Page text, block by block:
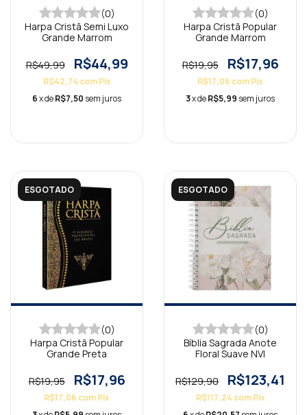
(0)
Harpa Cristã Semi Luxo
Grande Marrom
R$49,99 R$44,99
R$42,74 com Pix
6x deR$7,50 sem juros
(0)
Harpa Cristã Popular
Grande Marrom
R$19,95 R$17,96
R$17,06 comPix
3x deR$5,99 sem juros
ESGOTADO
(0)
Harpa Cristã Popular
Grande Preta
R$19,95 R$17,96
R$17,06 comPix
ESGOTADO
(0)
Bíblia Sagrada Anote
Floral Suave NVI
R$129,90 R$123,41
R$117,24 com Pix